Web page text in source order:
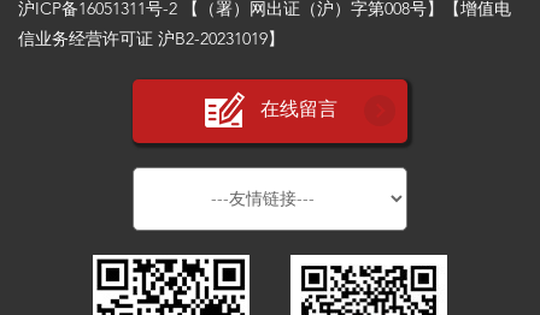
沪ICP备16051311号-2 【（署）网出证（沪）字第008号】【增值电
信业务经营许可证 沪B2-20231019】
在线留言